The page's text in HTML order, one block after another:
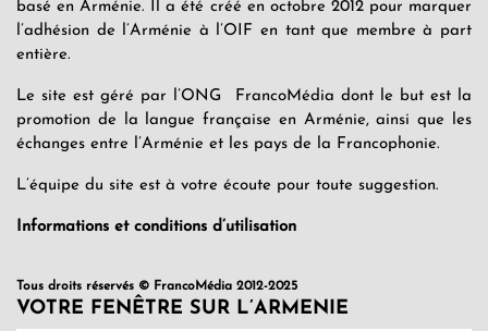
basé en Arménie. Il a été créé en octobre 2012 pour marquer
l’adhésion de l’Arménie à l’OIF en tant que membre à part
entière.
Le site est géré par l’ONG FrancoMédia dont le but est la
promotion de la langue française en Arménie, ainsi que les
échanges entre l’Arménie et les pays de la Francophonie.
L’équipe du site est à votre écoute pour toute suggestion.
Informations et conditions d’utilisation
Tous droits réservés © FrancoMédia 2012-2025
VOTRE FENÊTRE SUR L’ARMENIE